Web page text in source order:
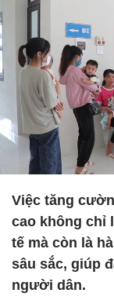
Việc tăng
cao không chỉ
tế mà còn là
sâu sắc, giúp
người dân.